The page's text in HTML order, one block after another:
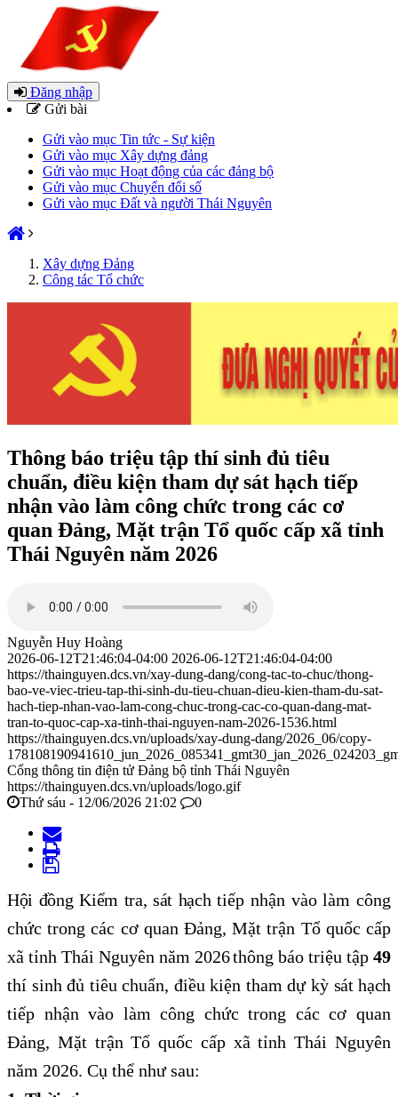
Đăng nhập
Gửi bài
Gửi vào mục Tin tức - Sự kiện
Gửi vào mục Xây dựng đảng
Gửi vào mục Hoạt động của các đảng bộ
Gửi vào mục Chuyển đổi số
Gửi vào mục Đất và người Thái Nguyên
Xây dựng Đảng
Công tác Tổ chức
Thông báo triệu tập thí sinh đủ tiêu
chuẩn, điều kiện tham dự sát hạch tiếp
nhận vào làm công chức trong các cơ
quan Đảng, Mặt trận Tổ quốc cấp xã tỉnh
Thái Nguyên năm 2026
Nguyễn Huy Hoàng
2026-06-12T21:46:04-04:00 2026-06-12T21:46:04-04:00
https://thainguyen.dcs.vn/xay-dung-dang/cong-tac-to-chuc/thong-
bao-ve-viec-trieu-tap-thi-sinh-du-tieu-chuan-dieu-kien-tham-du-sat-
hach-tiep-nhan-vao-lam-cong-chuc-trong-cac-co-quan-dang-mat-
tran-to-quoc-cap-xa-tinh-thai-nguyen-nam-2026-1536.html
https://thainguyen.dcs.vn/uploads/xay-dung-dang/2026_06/copy-
Cổng thông tin điện tử Đảng bộ tỉnh Thái Nguyên
https://thainguyen.dcs.vn/uploads/logo.gif
Thứ sáu - 12/06/2026 21:02
0
Hội đồng Kiểm tra, sát hạchtiếp nhận vào làm công
chức trong các cơ quan Đảng, Mặt trận Tổ quốc cấp
xã tỉnh Thái Nguyên năm 2026thông báo triệu tập 49
thí sinh đủ tiêu chuẩn, điều kiện thamdựkỳ sát hạch
tiếp nhận vào làm công chức trong các cơ quan
Đảng, Mặt trận Tổ quốc cấp xã tỉnh Thái Nguyên
năm 2026. Cụ thể như sau: